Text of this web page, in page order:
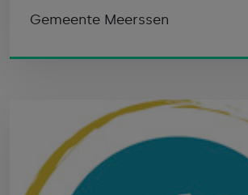
Gemeente Meerssen